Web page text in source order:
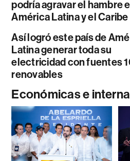
podría agravar el hambre
América Latina y el Caribe
Así logró este país de
Latina generar toda su
electricidad con fuentes
renovables
Económicas e